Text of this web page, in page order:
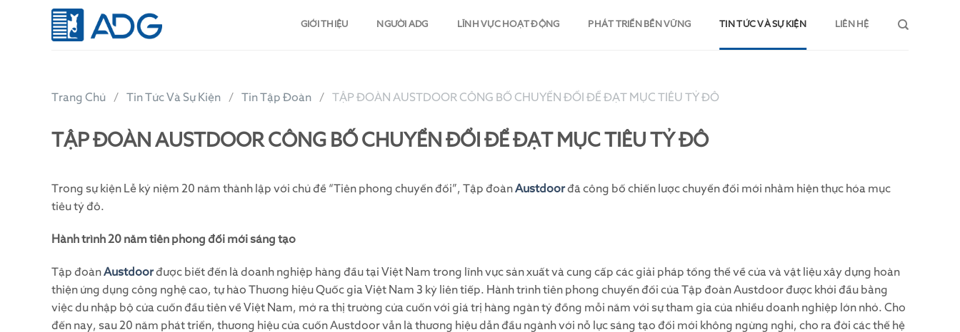
GIỚI THIỆU NGƯỜI ADG LĨNH VỰC HOẠT ĐỘNG PHÁT TRIỂN BỀN VỮNG TIN TỨC VÀ SỰ KIỆN LIÊN HỆ
Trang Chủ Tin Tức Và Sự Kiện Tin Tập Đoàn TẬP ĐOÀN AUSTDOOR CÔNG BỐ CHUYỂN ĐỔI ĐỂ ĐẠT MỤC TIÊU TỶ ĐÔ
TẬP ĐOÀN AUSTDOOR CÔNG BỐ CHUYỂN ĐỔI ĐỂ ĐẠT MỤC TIÊU TỶ ĐÔ
Trong sự kiện Lễ kỷ niệm 20 năm thành lập với chủ đề “Tiên phong chuyển đổi”, Tập đoànAustdoorđã công bố chiến lược chuyển đổi mới nhằm hiện thực hóa mục
tiêu tỷ đô.
Hành trình 20 năm tiên phong đổi mới sáng tạo
Tập đoànAustdoorđược biết đến là doanh nghiệp hàng đầu tại Việt Nam trong lĩnh vực sản xuất và cung cấp các giải pháp tổng thể về cửa và vật liệu xây dựng hoàn
thiện ứng dụng công nghệ cao, tự hào Thương hiệu Quốc gia Việt Nam 3 kỳ liên tiếp. Hành trình tiên phong chuyển đổi của Tập đoàn Austdoor được khởi đầu bằng
việc du nhập bộ cửa cuốn đầu tiên về Việt Nam, mở ra thị trường cửa cuốn với giá trị hàng ngàn tỷ đồng mỗi năm với sự tham gia của nhiều doanh nghiệp lớn nhỏ. Cho
đến nay, sau 20 năm phát triển, thương hiệu cửa cuốn Austdoor vẫn là thương hiệu dẫn đầu ngành với nỗ lực sáng tạo đổi mới không ngừng nghỉ, cho ra đời các thế hệ